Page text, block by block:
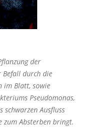
der
Befall durch die
im Blatt, sowie
Pseudomonas,
Ausfluss
zum Absterben bringt.